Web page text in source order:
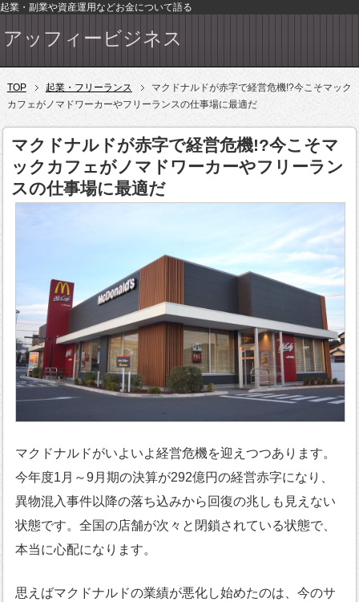
起業・副業や資産運用などお金について語る
アッフィービジネス
TOP 起業・フリーランス
マクドナルドが赤字で経営危機!?今こそマック
カフェがノマドワーカーやフリーランスの仕事場に最適だ
マクドナルドが赤字で経営危機!?今こそマ
ックカフェがノマドワーカーやフリーラン
スの仕事場に最適だ
マクドナルドがいよいよ経営危機を迎えつつあります。
今年度1月～9月期の決算が292億円の経営赤字になり、
異物混入事件以降の落ち込みから回復の兆しも見えない
状態です。全国の店舗が次々と閉鎖されている状態で、
本当に心配になります。
思えばマクドナルドの業績が悪化し始めたのは、今のサ